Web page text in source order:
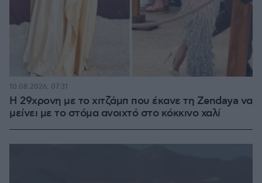
Η 29χρονη με το χιτζάμπ που έκανε τη Zendaya να
μείνει με το στόμα ανοιχτό στο κόκκινο χαλί
10.08.2026, 07:31